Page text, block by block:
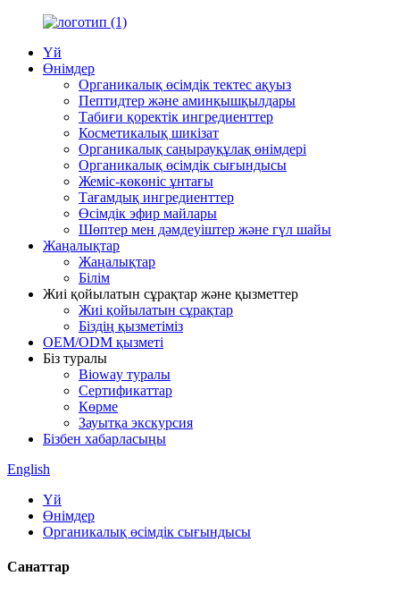
Үй
Өнімдер
Органикалық өсімдік тектес ақуыз
Пептидтер және аминқышқылдары
Табиғи қоректік ингредиенттер
Косметикалық шикізат
Органикалық саңырауқұлақ өнімдері
Органикалық өсімдік сығындысы
Жеміс-көкөніс ұнтағы
Тағамдық ингредиенттер
Өсімдік эфир майлары
Шөптер мен дәмдеуіштер және гүл шайы
Жаңалықтар
Жаңалықтар
Білім
Жиі қойылатын сұрақтар және қызметтер
Жиі қойылатын сұрақтар
Біздің қызметіміз
OEM/ODM қызметі
Біз туралы
Bioway туралы
Сертификаттар
Көрме
Зауытқа экскурсия
Бізбен хабарласыңы
English
Үй
Өнімдер
Органикалық өсімдік сығындысы
Санаттар